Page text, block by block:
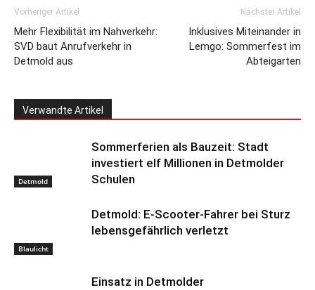
Vorheriger Artikel
Mehr Flexibilität im Nahverkehr:
SVD baut Anrufverkehr in
Detmold aus
Nächster Artikel
Inklusives Miteinander in
Lemgo: Sommerfest im
Abteigarten
Verwandte Artikel
Detmold
Sommerferien als Bauzeit: Stadt
investiert elf Millionen in Detmolder
Schulen
Blaulicht
Detmold: E-Scooter-Fahrer bei Sturz
lebensgefährlich verletzt
Einsatz in Detmolder